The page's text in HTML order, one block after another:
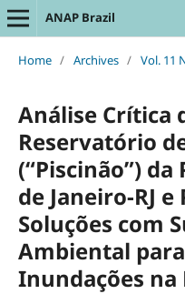
ANAP Brazil
Home / Archives / Vol. 11
Análise Crítica
Reservatório
(“Piscinão”)
de Janeiro-RJ
Soluções com
Ambiental
Inundações na